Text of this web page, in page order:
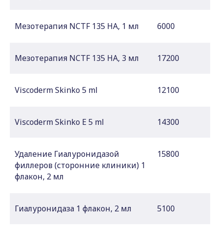
Мезотерапия NCTF 135 HA, 1 мл 6000
Мезотерапия NCTF 135 HA, 3 мл 17200
Viscoderm Skinko 5 ml 12100
Viscoderm Skinko E 5 ml 14300
Удаление Гиалуронидазой
филлеров (сторонние клиники) 1
флакон, 2 мл
15800
Гиалуронидаза 1 флакон, 2 мл 5100